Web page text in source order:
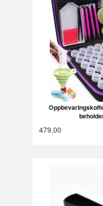
479,00